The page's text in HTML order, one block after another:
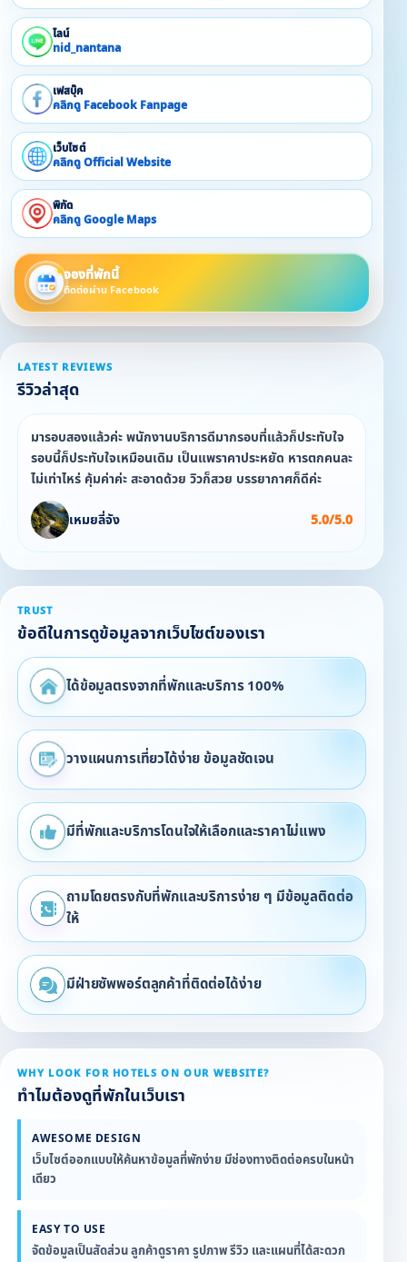
ไลน์
nid_nantana
เฟสบุ๊ค
คลิกดู Facebook Fanpage
เว็บไซต์
คลิกดู Official Website
พิกัด
คลิกดู Google Maps
จองที่พักนี้
ติดต่อผ่าน Facebook
LATEST REVIEWS
รีวิวล่าสุด
มารอบสองแล้วค่ะ พนักงานบริการดีมากรอบที่แล้วก็ประทับใจ
รอบนี้ก็ประทับใจเหมือนเดิม เป็นแพราคาประหยัด หารตกคนละ
ไม่เท่าไหร่ คุ้มค่าค่ะ สะอาดด้วย วิวก็สวย บรรยากาศก็ดีค่ะ
เหมยลี่จัง 5.0/5.0
TRUST
ข้อดีในการดูข้อมูลจากเว็บไซต์ของเรา
ได้ข้อมูลตรงจากที่พักและบริการ 100%
วางแผนการเที่ยวได้ง่าย ข้อมูลชัดเจน
มีที่พักและบริการโดนใจให้เลือกและราคาไม่แพง
ถามโดยตรงกับที่พักและบริการง่าย ๆ มีข้อมูลติดต่อ
ให้
มีฝ่ายซัพพอร์ตลูกค้าที่ติดต่อได้ง่าย
WHY LOOK FOR HOTELS ON OUR WEBSITE?
ทำไมต้องดูที่พักในเว็บเรา
AWESOME DESIGN
เว็บไซต์ออกแบบให้ค้นหาข้อมูลที่พักง่าย มีช่องทางติดต่อครบในหน้า
เดียว
EASY TO USE
จัดข้อมูลเป็นสัดส่วน ลูกค้าดูราคา รูปภาพ รีวิว และแผนที่ได้สะดวก